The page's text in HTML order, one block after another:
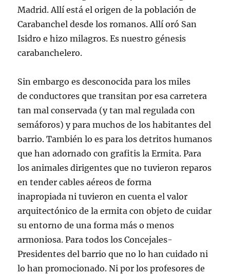
Madrid. Allí está el origen de la población de
Carabanchel desde los romanos. Allí oró San
Isidro e hizo milagros. Es nuestro génesis
carabanchelero.
Sin embargo es desconocida para los miles
de conductores que transitan por esa carretera
tan mal conservada (y tan mal regulada con
semáforos) y para muchos de los habitantes del
barrio. También lo es para los detritos humanos
que han adornado con grafitis la Ermita. Para
los animales dirigentes que no tuvieron reparos
en tender cables aéreos de forma
inapropiada ni tuvieron en cuenta el valor
arquitectónico de la ermita con objeto de cuidar
su entorno de una forma más o menos
armoniosa. Para todos los Concejales-
Presidentes del barrio que no lo han cuidado ni
lo han promocionado. Ni por los profesores de